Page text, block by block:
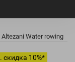
Water rowing
скидка 10%*